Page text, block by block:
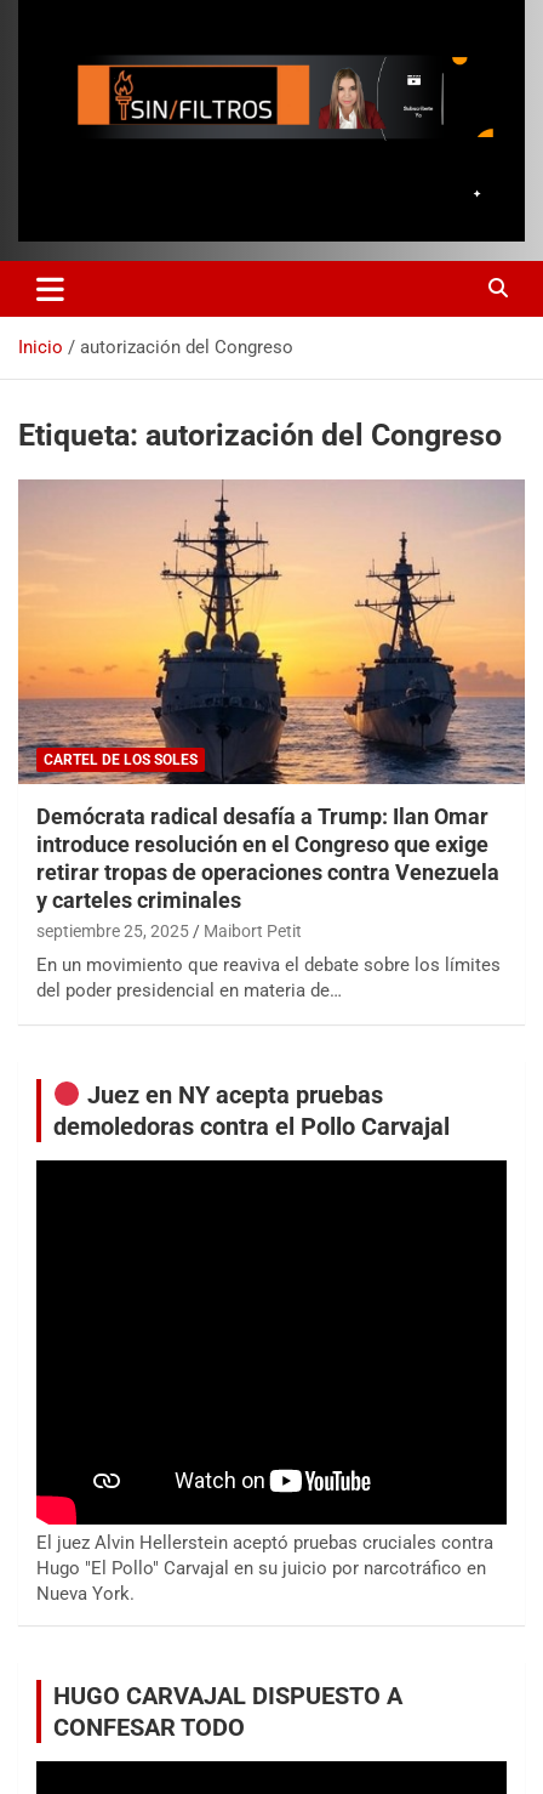
Inicio autorización del Congreso
Etiqueta: autorización del Congreso
CARTEL DE LOS SOLES
Demócrata radical desafía a Trump: Ilan Omar
introduce resolución en el Congreso que exige
retirar tropas de operaciones contra Venezuela
y carteles criminales
septiembre 25, 2025 Maibort Petit
En un movimiento que reaviva el debate sobre los límites
del poder presidencial en materia de…
Juez en NY acepta pruebas
demoledoras contra el Pollo Carvajal
El juez Alvin Hellerstein aceptó pruebas cruciales contra
Hugo "El Pollo" Carvajal en su juicio por narcotráfico en
Nueva York.
HUGO CARVAJAL DISPUESTO A
CONFESAR TODO